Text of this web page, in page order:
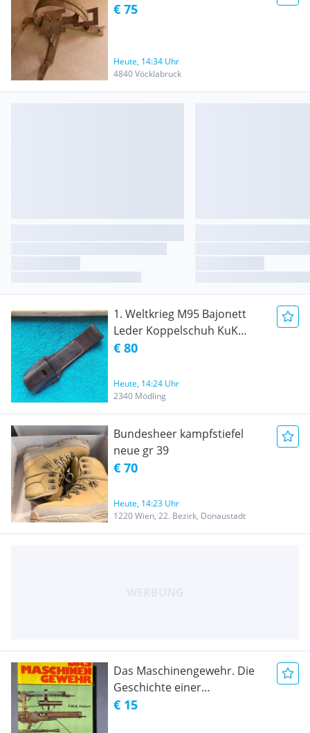
€ 75
Heute, 14:34 Uhr
4840 Vöcklabruck
1. Weltkrieg M95 Bajonett
Leder Koppelschuh KuK
Monarchie Österreich-
€ 80
Heute, 14:24 Uhr
2340 Mödling
Bundesheer kampfstiefel
neue gr 39
€ 70
Heute, 14:23 Uhr
1220 Wien, 22. Bezirk, Donaustadt
Das Maschinengewehr. Die
Geschichte einer
vollautomatischen Waffe
€ 15